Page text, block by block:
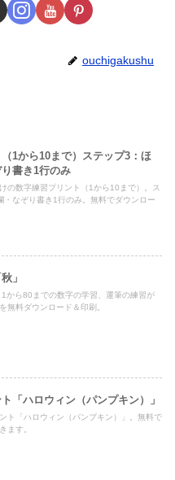
ouchigakushu
1から10まで）ステップ3：ほ
書き1行のみ
の数字練習プリント（1から10まで）。ス
・なぞり書き1行のみ。無料でダウンロー
」
から80までの数字の学習、運筆の練習が
無料ダウンロード＆印刷。
「ハロウィン（パンプキン）」
ト「ハロウィン（パンプキン）」。無料で
ます。